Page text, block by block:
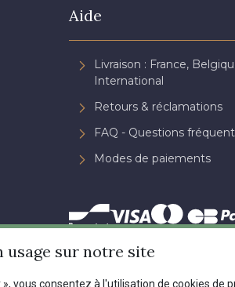
Aide
Livraison : France,
International
Retours & réclamations
FAQ - Questions
Modes de paiements
usage sur notre site
», vous consentez à l'utilisation de cookies